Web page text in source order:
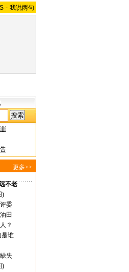
- 我说两句
更多>>
不老
)
委
田
？
是谁
失
)